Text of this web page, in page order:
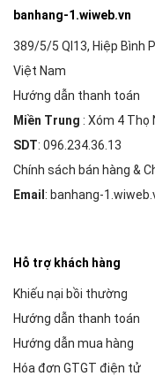
banhang-1.wiweb.vn
389/5/5 Ql13, Hiệp Bình
Việt Nam
Hướng dẫn thanh toán
Miền Trung : Xóm 4 Thọ
SDT: 096.234.36.13
Chính sách bán hàng &
Email : banhang-
Hỗ trợ khách hàng
Khiếu nại bồi thường
Hướng dẫn thanh toán
Hướng dẫn mua hàng
Hóa đơn GTGT điện tử